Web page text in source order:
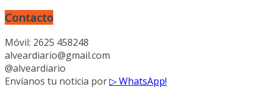
Contacto
Móvil: 2625 458248
alveardiario@gmail.com
@alveardiario
Envíanos tu noticia por▷ WhatsApp!